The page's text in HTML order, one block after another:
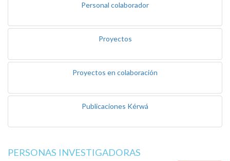
Personal colaborador
Proyectos
Proyectos en colaboración
Publicaciones Kérwá
PERSONAS INVESTIGADORAS